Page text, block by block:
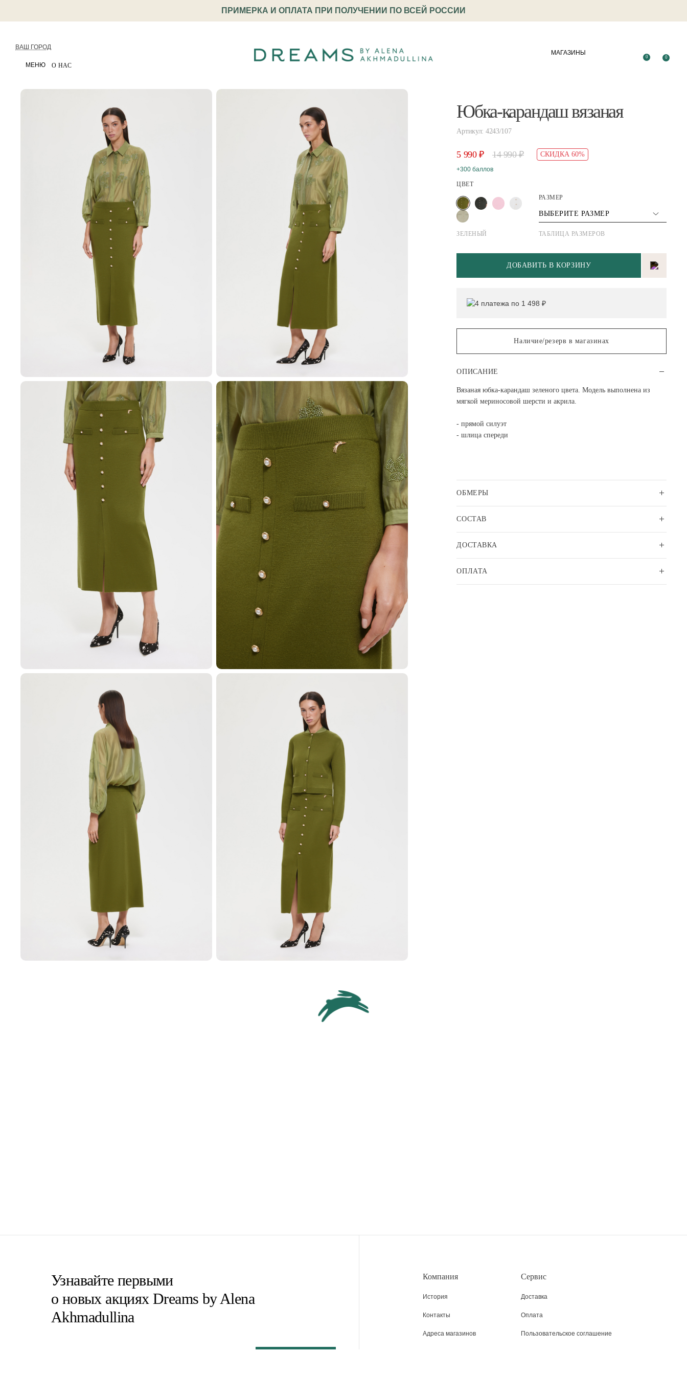
ПРИМЕРКА И ОПЛАТА ПРИ ПОЛУЧЕНИИ ПО ВСЕЙ РОССИИ
ВАШ ГОРОД
МЕНЮ О НАС
МАГАЗИНЫ
0 0
Юбка-карандаш вязаная
Артикул: 4243/107
5 990 ₽ 14 990 ₽ СКИДКА 60%
+300 баллов
ЦВЕТ
ЗЕЛЕНЫЙ
РАЗМЕР
ВЫБЕРИТЕ РАЗМЕР
ТАБЛИЦА РАЗМЕРОВ
ДОБАВИТЬ В КОРЗИНУ
4 платежа по 1 498 ₽
Наличие/резерв в магазинах
ОПИСАНИЕ
Вязаная юбка-карандаш зеленого цвета. Модель выполнена из
мягкой мериносовой шерсти и акрила.
- прямой силуэт
- шлица спереди
ОБМЕРЫ
СОСТАВ
ДОСТАВКА
ОПЛАТА
Узнавайте первыми
о новых акциях Dreams by Alena
Akhmadullina
Компания
История
Контакты
Адреса магазинов
Сервис
Доставка
Оплата
Пользовательское соглашение